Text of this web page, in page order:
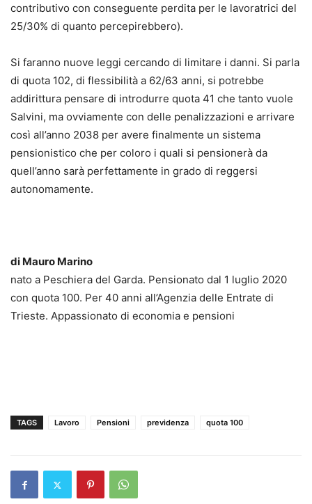
contributivo con conseguente perdita per le lavoratrici del
25/30% di quanto percepirebbero).
Si faranno nuove leggi cercando di limitare i danni. Si parla
di quota 102, di flessibilità a 62/63 anni, si potrebbe
addirittura pensare di introdurre quota 41 che tanto vuole
Salvini, ma ovviamente con delle penalizzazioni e arrivare
così all’anno 2038 per avere finalmente un sistema
pensionistico che per coloro i quali si pensionerà da
quell’anno sarà perfettamente in grado di reggersi
autonomamente.
di Mauro Marino
nato a Peschiera del Garda. Pensionato dal 1 luglio 2020
con quota 100. Per 40 anni all’Agenzia delle Entrate di
Trieste. Appassionato di economia e pensioni
TAGS Lavoro Pensioni previdenza quota 100